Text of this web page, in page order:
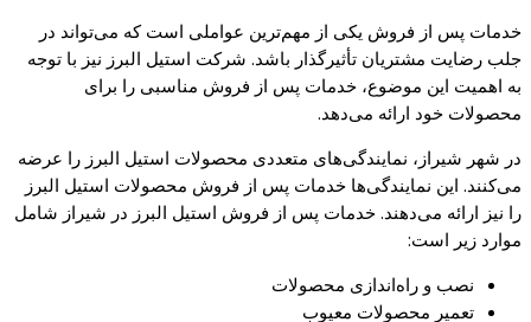
خدمات پس از فروش یکی از مهم‌ترین عواملی است که می‌تواند در
جلب رضایت مشتریان تأثیرگذار باشد. شرکت استیل البرز نیز با توجه
به اهمیت این موضوع، خدمات پس از فروش مناسبی را برای
محصولات خود ارائه می‌دهد.
در شهر شیراز، نمایندگی‌های متعددی محصولات استیل البرز را عرضه
می‌کنند. این نمایندگی‌ها خدمات پس از فروش محصولات استیل البرز
را نیز ارائه می‌دهند. خدمات پس از فروش استیل البرز در شیراز شامل
موارد زیر است:
نصب و راه‌اندازی محصولات
تعمیر محصولات معیوب